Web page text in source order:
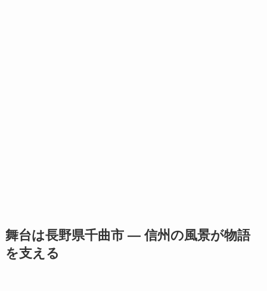
舞台は長野県千曲市 ― 信州の風景が物語
を支える